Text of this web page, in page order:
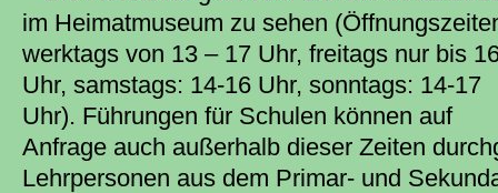
im Heimatmuseum zu sehen
werktags von 13 – 17 Uhr, freitags nur bis
Uhr, samstags: 14-16 Uhr, sonntags: 14-17
Uhr). Führungen für Schulen können auf
Anfrage auch außerhalb dieser Zeiten
Lehrpersonen aus dem Primar- und